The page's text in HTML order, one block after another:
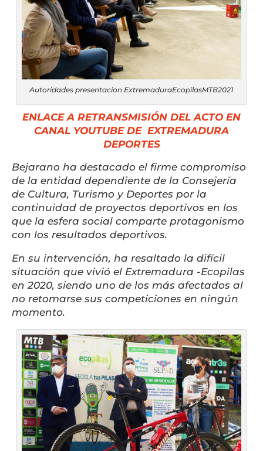
Autoridades presentacion ExtremaduraEcopilasMTB2021
ENLACE A RETRANSMISIÓN DEL ACTO EN
CANAL YOUTUBE DE EXTREMADURA
DEPORTES
Bejarano ha destacado el firme compromiso
de la entidad dependiente de la Consejería
de Cultura, Turismo y Deportes por la
continuidad de proyectos deportivos en los
que la esfera social comparte protagonismo
con los resultados deportivos.
En su intervención, ha resaltado la difícil
situación que vivió el Extremadura -Ecopilas
en 2020, siendo uno de los más afectados al
no retomarse sus competiciones en ningún
momento.